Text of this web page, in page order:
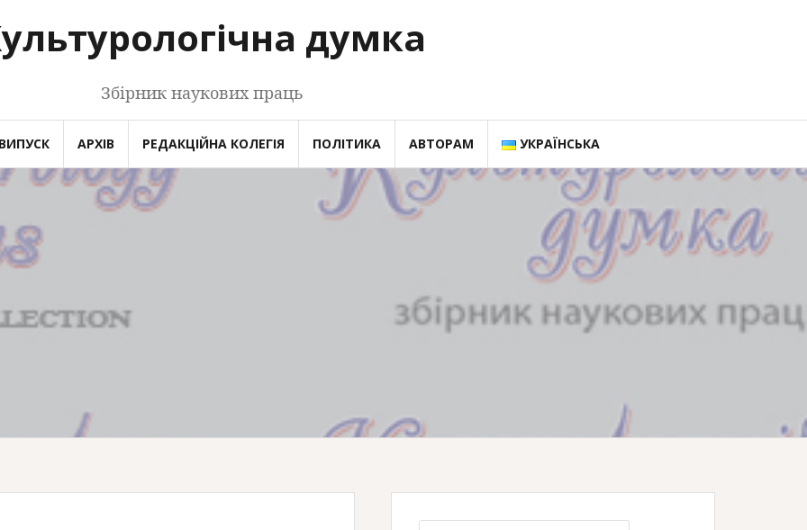
думка
Збірник наукових праць
АРХІВ РЕДАКЦІЙНА КОЛЕГІЯ ПОЛІТИКА АВТОРАМ УКРАЇНСЬКА